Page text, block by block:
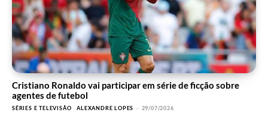
Cristiano Ronaldo vai participar em série de ficção sobre
agentes de futebol
SÉRIES E TELEVISÃO ALEXANDRE LOPES - 29/07/2026